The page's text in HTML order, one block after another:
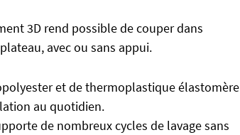
3D rend possible de couper dans
avec ou sans appui.
et de thermoplastique élastomère
au quotidien.
de nombreux cycles de lavage sans